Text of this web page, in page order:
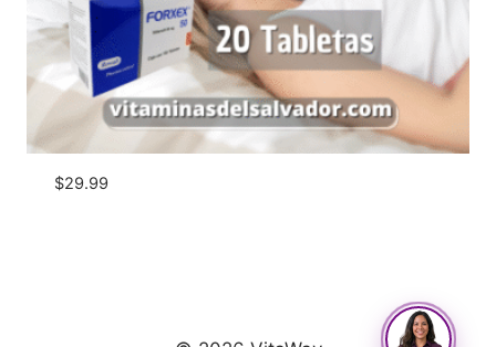
$29.99